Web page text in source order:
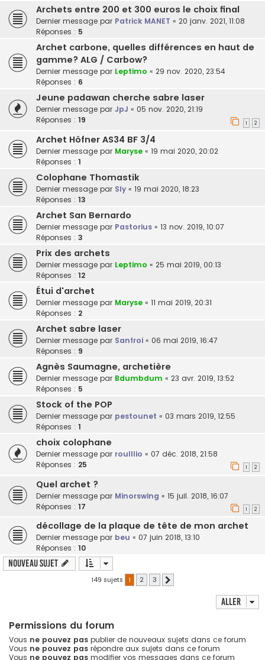
Archets entre 200 et 300 euros le choix final
Dernier message par Patrick MANET « 20 janv. 2021, 11:08
Réponses : 5
Archet carbone, quelles différences en haut de
gamme? ALG / Carbow?
Dernier message par Leptimo « 29 nov. 2020, 23:54
Réponses : 6
Jeune padawan cherche sabre laser
Dernier message par JpJ « 05 nov. 2020, 21:19
Réponses : 19 1 2
Archet Höfner AS34 BF 3/4
Dernier message par Maryse « 19 mai 2020, 20:02
Réponses : 1
Colophane Thomastik
Dernier message par Sly « 19 mai 2020, 18:23
Réponses : 13
Archet San Bernardo
Dernier message par Pastorius « 13 nov. 2019, 10:07
Réponses : 3
Prix des archets
Dernier message par Leptimo « 25 mai 2019, 00:13
Réponses : 12
Étui d'archet
Dernier message par Maryse « 11 mai 2019, 20:31
Réponses : 2
Archet sabre laser
Dernier message par Sanfroi « 06 mai 2019, 16:47
Réponses : 9
Agnès Saumagne, archetière
Dernier message par Bdumbdum « 23 avr. 2019, 13:52
Réponses : 5
Stock of the POP
Dernier message par pestounet « 03 mars 2019, 12:55
Réponses : 1
choix colophane
Dernier message par roulllio « 07 déc. 2018, 21:58
Réponses : 25 1 2
Quel archet ?
Dernier message par Minorswing « 15 juil. 2018, 16:07
Réponses : 17 1 2
décollage de la plaque de tête de mon archet
Dernier message par beu « 07 juin 2018, 13:10
Réponses : 10
Nouveau sujet
149 sujets 1 2 3
Aller
Permissions du forum
Vous ne pouvez pas publier de nouveaux sujets dans ce forum
Vous ne pouvez pas répondre aux sujets dans ce forum
Vous ne pouvez pas modifier vos messages dans ce forum